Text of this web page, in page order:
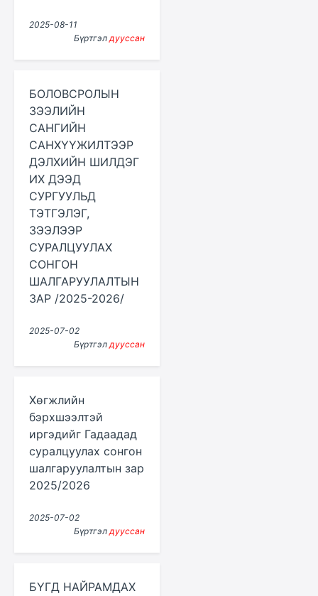
2025-08-11
Бүртгэлдууссан
БОЛОВСРОЛЫН
ЗЭЭЛИЙН
САНГИЙН
САНХҮҮЖИЛТЭЭР
ДЭЛХИЙН ШИЛДЭГ
ИХ ДЭЭД
СУРГУУЛЬД
ТЭТГЭЛЭГ,
ЗЭЭЛЭЭР
СУРАЛЦУУЛАХ
СОНГОН
ШАЛГАРУУЛАЛТЫН
ЗАР /2025-2026/
2025-07-02
Бүртгэлдууссан
Хөгжлийн
бэрхшээлтэй
иргэдийг Гадаадад
суралцуулах сонгон
шалгаруулалтын зар
2025/2026
2025-07-02
Бүртгэлдууссан
БҮГД НАЙРАМДАХ